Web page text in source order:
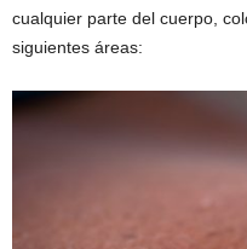
cualquier parte del cuerpo,
siguientes áreas: